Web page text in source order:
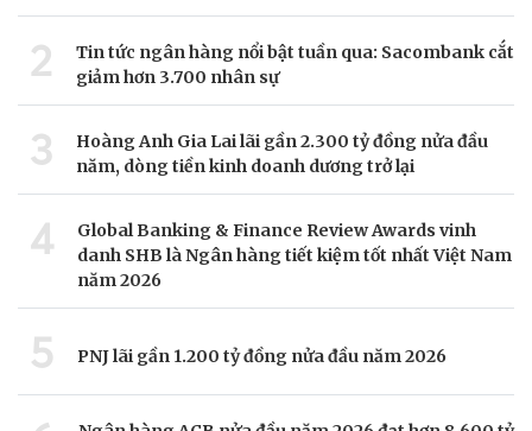
2
Tin tức ngân hàng nổi bật tuần qua: Sacombank cắt
giảm hơn 3.700 nhân sự
3
Hoàng Anh Gia Lai lãi gần 2.300 tỷ đồng nửa đầu
năm, dòng tiền kinh doanh dương trở lại
4
Global Banking & Finance Review Awards vinh
danh SHB là Ngân hàng tiết kiệm tốt nhất Việt Nam
năm 2026
5 PNJ lãi gần 1.200 tỷ đồng nửa đầu năm 2026